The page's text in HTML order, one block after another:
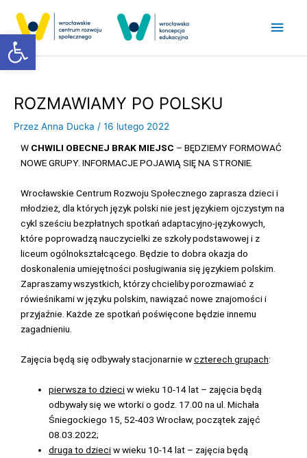
Otwórz pasek narzędzi
treści
ROZMAWIAMY PO POLSKU
Przez Anna Ducka / 16 lutego 2022
W CHWILI OBECNEJ BRAK MIEJSC – BĘDZIEMY FORMOWAĆ
NOWE GRUPY. INFORMACJE POJAWIĄ SIĘ NA STRONIE.
Wrocławskie Centrum Rozwoju Społecznego zaprasza dzieci i
młodzież, dla których język polski nie jest językiem ojczystym na
cykl sześciu bezpłatnych spotkań adaptacyjno-językowych,
które poprowadzą nauczycielki ze szkoły podstawowej i z
liceum ogólnokształcącego. Będzie to dobra okazja do
doskonalenia umiejętności posługiwania się językiem polskim.
Zapraszamy wszystkich, którzy chcieliby porozmawiać z
rówieśnikami w języku polskim, nawiązać nowe znajomości i
przyjaźnie. Każde ze spotkań poświęcone będzie innemu
zagadnieniu.
Zajęcia będą się odbywały stacjonarnie wczterech grupach:
pierwsza to dzieciw wieku 10-14 lat – zajęcia będą
odbywały się we wtorki o godz. 17.00 na ul. Michała
Śniegockiego 15, 52-403 Wrocław, początek zajęć
08.03.2022;
druga to dzieciw wieku 10-14 lat – zajęcia będą